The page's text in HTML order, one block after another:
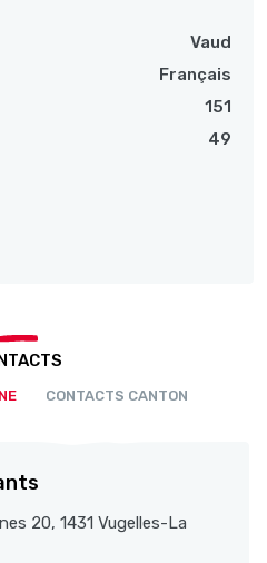
Vaud
Français
151
49
CONTACTS CANTON
20, 1431 Vugelles-La